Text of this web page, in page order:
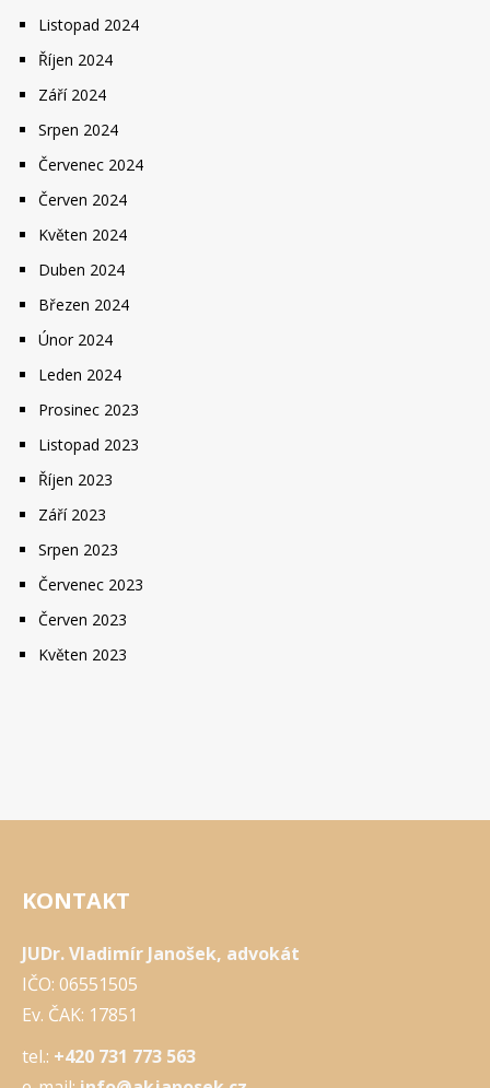
Listopad 2024
Říjen 2024
Září 2024
Srpen 2024
Červenec 2024
Červen 2024
Květen 2024
Duben 2024
Březen 2024
Únor 2024
Leden 2024
Prosinec 2023
Listopad 2023
Říjen 2023
Září 2023
Srpen 2023
Červenec 2023
Červen 2023
Květen 2023
KONTAKT
JUDr. Vladimír Janošek, advokát
IČO: 06551505
Ev. ČAK: 17851
tel.: +420 731 773 563